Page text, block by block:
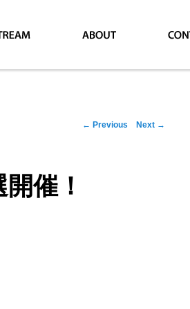
Post navigation
← Previous Next →
催！